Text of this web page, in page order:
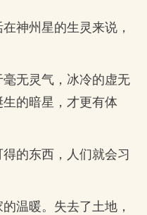
神州星的生灵来说，
无灵气，冰冷的虚无
的暗星，才更有体
的东西，人们就会习
温暖。失去了土地，